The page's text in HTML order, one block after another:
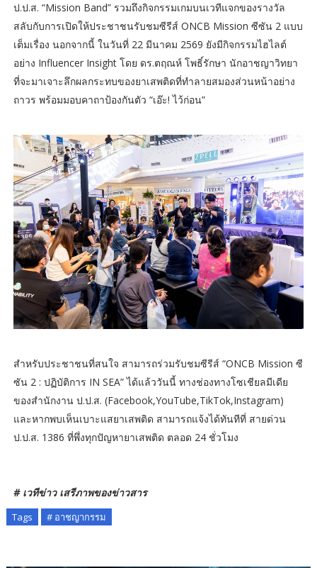
ป.ป.ส. “Mission Band” รวมถึงกิจกรรมเกมบนเวทีแจกของรางวัล
สลับกับการเปิดให้ประชาชนรับชมซีรีส์ ONCB Mission ซีซัน 2 แบบ
เต็มเรื่อง นอกจากนี้ ในวันที่ 22 มีนาคม 2569 ยังมีกิจกรรมไฮไลต์
อย่าง Influencer Insight โดย ดร.ตฤณห์ โพธิ์รักษา นักอาชญาวิทยา
ที่จะมาเจาะลึกผลกระทบของยาเสพติดที่ทำลายสมองส่วนหน้าอย่าง
ถาวร พร้อมมอบคาถาป้องกันตัว “เอ๊ะ! ไว้ก่อน”
สำหรับประชาชนที่สนใจ สามารถร่วมรับชมซีรีส์ “ONCB Mission ซี
ซัน 2 : ปฏิบัติการ IN SEA” ได้แล้ววันนี้ ทางช่องทางโซเชียลมีเดีย
ของสำนักงาน ป.ป.ส. (Facebook,YouTube,TikTok,Instagram)
และหากพบเห็นเบาะแสยาเสพติด สามารถแจ้งได้ทันทีที่ สายด่วน
ป.ป.ส. 1386 ที่พึ่งทุกปัญหายาเสพติด ตลอด 24 ชั่วโมง
# เวทีข่าว เสรีภาพของข่าวสาร
Tags # อาชญากรรม